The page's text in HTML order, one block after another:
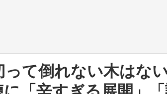
って倒れない木はな